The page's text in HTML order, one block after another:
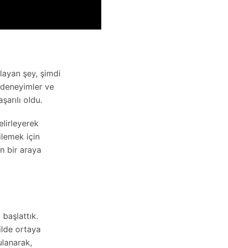
şey, şimdi
ve
oldu.
için
bir araya
başlattık.
ortaya